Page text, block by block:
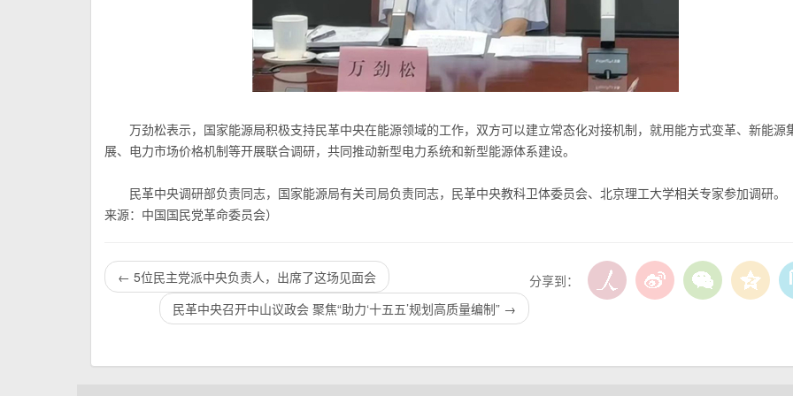
万劲松表示，国家能源局积极支持民革中央在能源领域的工作，双方可以建立常态化对接机制，就用能方式变革、新能源
展、电力市场价格机制等开展联合调研，共同推动新型电力系统和新型能源体系建设。
民革中央调研部负责同志，国家能源局有关司局负责同志，民革中央教科卫体委员会、北京理工大学相关专家参加调研。
来源：中国国民党革命委员会）
分享到：
← 5位民主党派中央负责人，出席了这场见面会
民革中央召开中山议政会 聚焦“助力‘十五五’规划高质量编制” →